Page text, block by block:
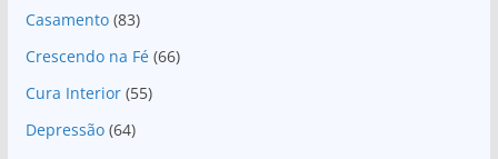
Casamento(83)
Crescendo na Fé(66)
Cura Interior(55)
Depressão(64)